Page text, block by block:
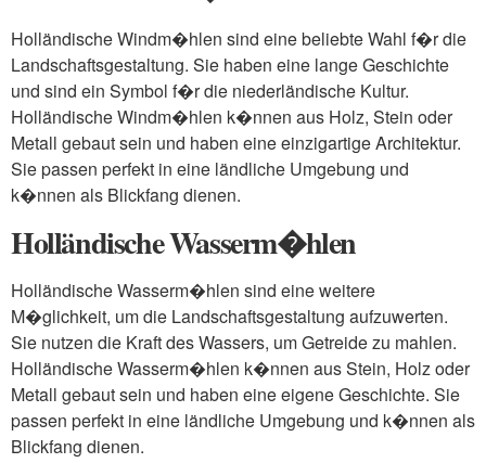
Holländische Windm�hlen sind eine beliebte Wahl f�r die
Landschaftsgestaltung. Sie haben eine lange Geschichte
und sind ein Symbol f�r die niederländische Kultur.
Holländische Windm�hlen k�nnen aus Holz, Stein oder
Metall gebaut sein und haben eine einzigartige Architektur.
Sie passen perfekt in eine ländliche Umgebung und
k�nnen als Blickfang dienen.
Holländische Wasserm�hlen
Holländische Wasserm�hlen sind eine weitere
M�glichkeit, um die Landschaftsgestaltung aufzuwerten.
Sie nutzen die Kraft des Wassers, um Getreide zu mahlen.
Holländische Wasserm�hlen k�nnen aus Stein, Holz oder
Metall gebaut sein und haben eine eigene Geschichte. Sie
passen perfekt in eine ländliche Umgebung und k�nnen als
Blickfang dienen.